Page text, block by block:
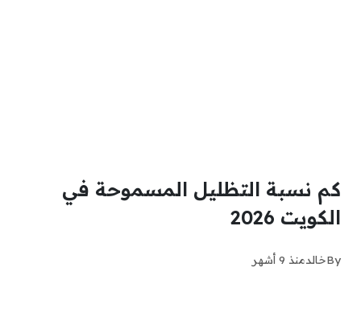
كم نسبة التظليل المسموحة في
الكويت 2026
Byخالدمنذ 9 أشهر